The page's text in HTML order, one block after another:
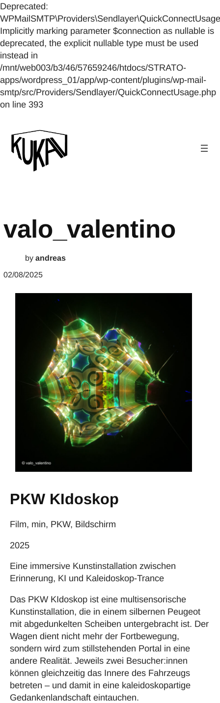
Deprecated:
Implicitly marking parameter $connection as nullable is
deprecated, the explicit nullable type must be used
instead in
/mnt/web003/b3/46/57659246/htdocs/STRATO-
apps/wordpress_01/app/wp-content/plugins/wp-mail-
smtp/src/Providers/Sendlayer/QuickConnectUsage.php
on line 393
valo_valentino
by andreas
02/08/2025
PKW KIdoskop
Film, min, PKW, Bildschirm
2025
Eine immersive Kunstinstallation zwischen
Erinnerung, KI und Kaleidoskop-Trance
Das PKW KIdoskop ist eine multisensorische
Kunstinstallation, die in einem silbernen Peugeot
mit abgedunkelten Scheiben untergebracht ist. Der
Wagen dient nicht mehr der Fortbewegung,
sondern wird zum stillstehenden Portal in eine
andere Realität. Jeweils zwei Besucher:innen
können gleichzeitig das Innere des Fahrzeugs
betreten – und damit in eine kaleidoskopartige
Gedankenlandschaft eintauchen.